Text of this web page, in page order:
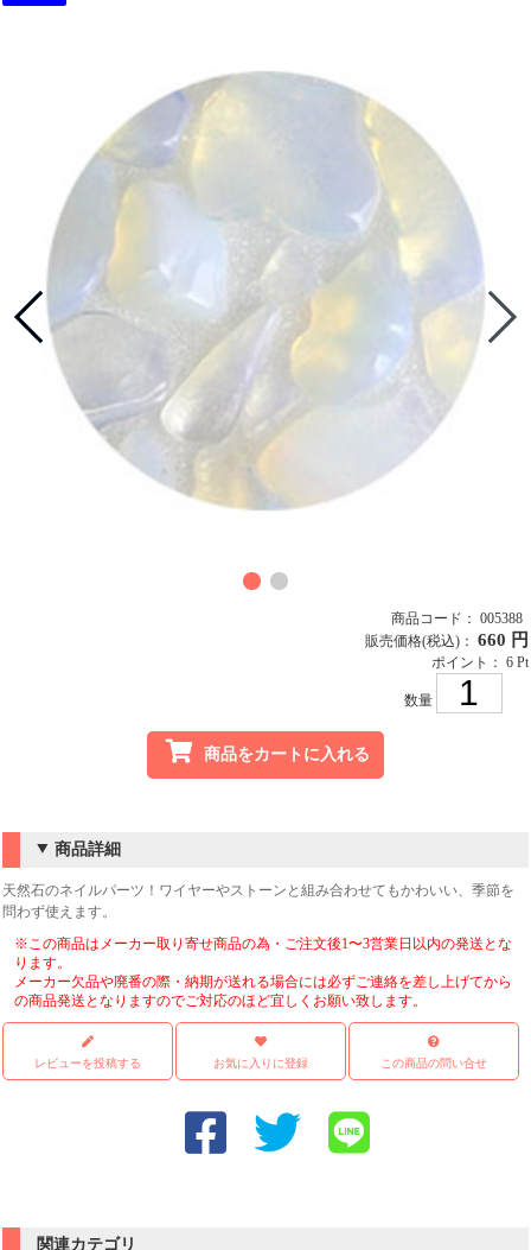
商品コード： 005388
販売価格(税込)： 660 円
ポイント： 6 Pt
数量
商品をカートに入れる
商品詳細
天然石のネイルパーツ！ワイヤーやストーンと組み合わせてもかわいい、季節を
問わず使えます。
※この商品はメーカー取り寄せ商品の為・ご注文後1〜3営業日以内の発送とな
ります。
メーカー欠品や廃番の際・納期が送れる場合には必ずご連絡を差し上げてから
の商品発送となりますのでご対応のほど宜しくお願い致します。
レビューを投稿する お気に入りに登録 この商品の問い合せ
関連カテゴリ